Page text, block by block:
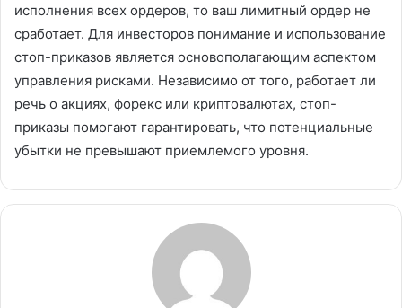
исполнения всех ордеров, то ваш лимитный ордер не
сработает. Для инвесторов понимание и использование
стоп-приказов является основополагающим аспектом
управления рисками. Независимо от того, работает ли
речь о акциях, форекс или криптовалютах, стоп-
приказы помогают гарантировать, что потенциальные
убытки не превышают приемлемого уровня.